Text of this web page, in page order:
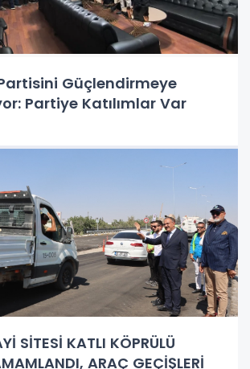
Güçlendirmeye
Partiye Katılımlar Var
SİTESİ KATLI KÖPRÜLÜ
ARAÇ GEÇİŞLERİ